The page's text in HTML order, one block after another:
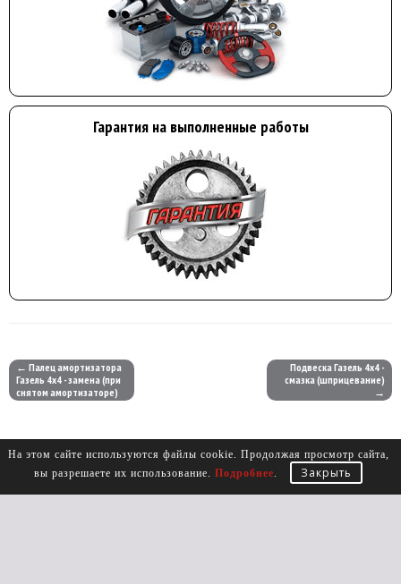
Гарантия на выполненные работы
← Палец амортизатора
Газель 4х4 - замена (при
снятом амортизаторе)
Подвеска Газель 4х4 -
смазка (шприцевание)
→
На этом сайте используются файлы cookie. Продолжая просмотр сайта,
вы разрешаете их использование. Подробнее. Закрыть